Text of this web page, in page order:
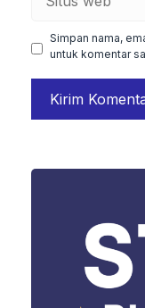
Simpan nama,
untuk komentar